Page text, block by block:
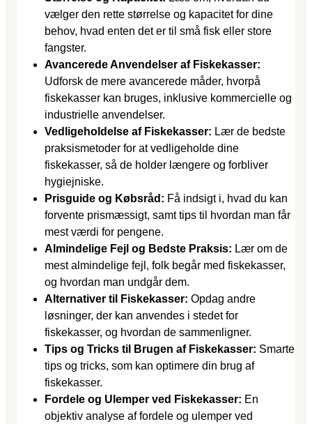
vælger den rette størrelse og kapacitet for dine
behov, hvad enten det er til små fisk eller store
fangster.
Avancerede Anvendelser af Fiskekasser:
Udforsk de mere avancerede måder, hvorpå
fiskekasser kan bruges, inklusive kommercielle og
industrielle anvendelser.
Vedligeholdelse af Fiskekasser: Lær de bedste
praksismetoder for at vedligeholde dine
fiskekasser, så de holder længere og forbliver
hygiejniske.
Prisguide og Købsråd: Få indsigt i, hvad du kan
forvente prismæssigt, samt tips til hvordan man får
mest værdi for pengene.
Almindelige Fejl og Bedste Praksis: Lær om de
mest almindelige fejl, folk begår med fiskekasser,
og hvordan man undgår dem.
Alternativer til Fiskekasser: Opdag andre
løsninger, der kan anvendes i stedet for
fiskekasser, og hvordan de sammenligner.
Tips og Tricks til Brugen af Fiskekasser: Smarte
tips og tricks, som kan optimere din brug af
fiskekasser.
Fordele og Ulemper ved Fiskekasser: En
objektiv analyse af fordele og ulemper ved